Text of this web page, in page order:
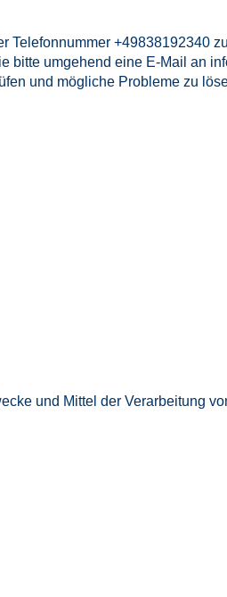
+49838192340
bitte umgehend eine E-Mail an
und mögliche Probleme zu
und Mittel der Verarbeitung